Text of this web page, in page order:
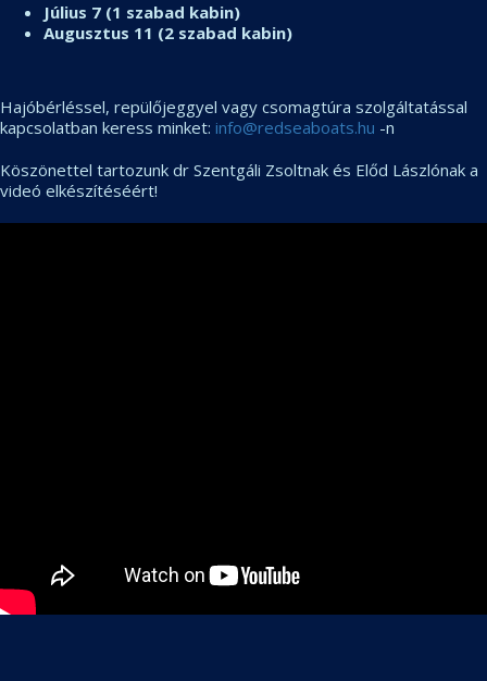
Július 7 (1 szabad kabin)
Augusztus 11 (2 szabad kabin)
Hajóbérléssel, repülőjeggyel vagy csomagtúra szolgáltatással
kapcsolatban keress minket: info@redseaboats.hu -n
Köszönettel tartozunk dr Szentgáli Zsoltnak és Előd Lászlónak a
videó elkészítéséért!